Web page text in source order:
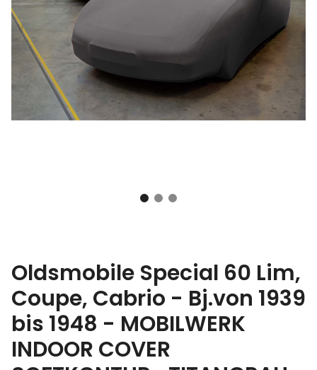
Oldsmobile Special 60 Lim,
Coupe, Cabrio - Bj.von 1939
bis 1948 - MOBILWERK
INDOOR COVER